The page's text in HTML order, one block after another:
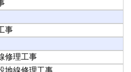
事
修理工事
地線修理工事